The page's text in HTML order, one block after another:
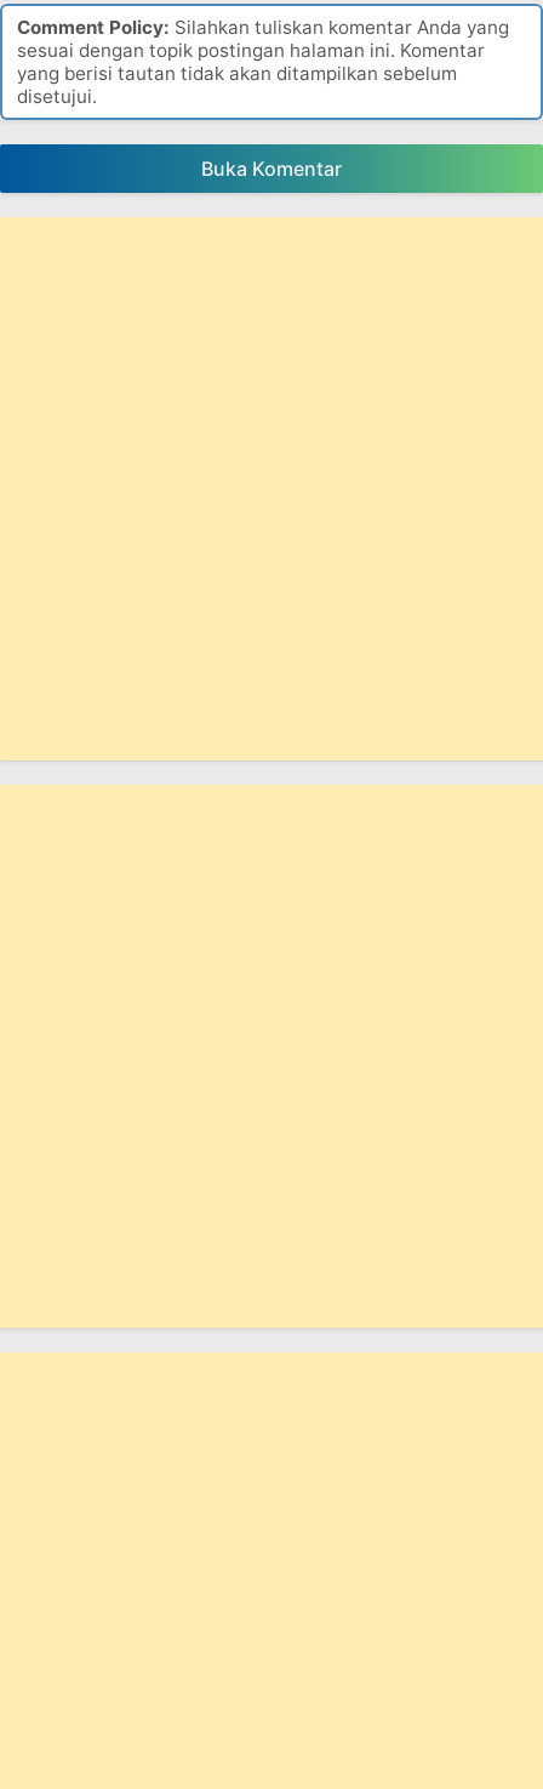
Comment Policy: Silahkan tuliskan komentar Anda yang
sesuai dengan topik postingan halaman ini. Komentar
yang berisi tautan tidak akan ditampilkan sebelum
disetujui.
Buka Komentar